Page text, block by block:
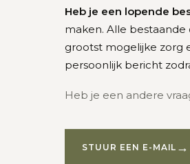
Heb je een lopende
maken. Alle
grootst mogelijke zorg
persoonlijk bericht
Heb je een andere
STUUR EEN E-MAIL